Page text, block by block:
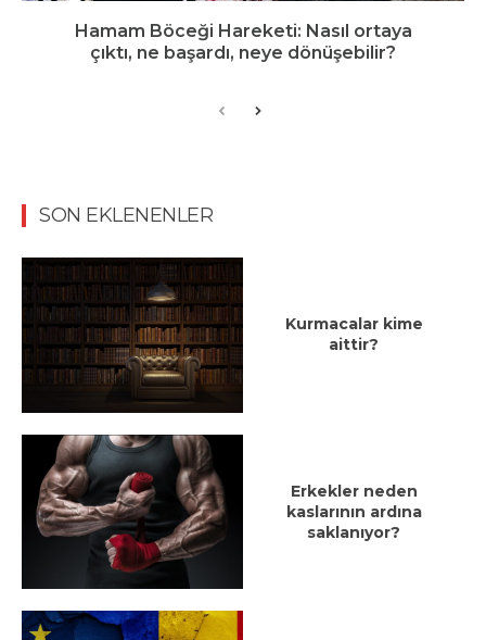
Hamam Böceği Hareketi: Nasıl ortaya
çıktı, ne başardı, neye dönüşebilir?
SON EKLENENLER
Kurmacalar kime
aittir?
Erkekler neden
kaslarının ardına
saklanıyor?